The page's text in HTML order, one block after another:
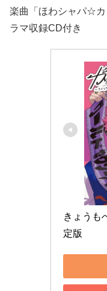
楽曲「ほわシャパ☆カ
ラマ収録CD付き
きょうも
定版